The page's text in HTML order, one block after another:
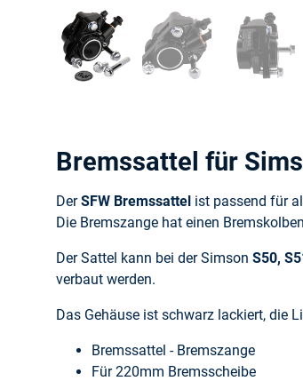
Bremssattel für
DerSFW Bremssattel ist passend für
Die Bremszange hat einen
Der Sattel kann bei der Simson S50,
verbaut werden.
Das Gehäuse ist schwarz lackiert, die
Bremssattel - Bremszange
Für 220mm Bremsscheibe